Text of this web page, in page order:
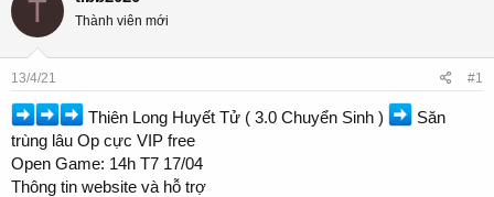
s
a
r
t
e
r
e
T Thành viên mới
13/4/21 #1
Thiên Long Huyết Tử ( 3.0 Chuyển Sinh )
Săn
trùng lâu Op cực VIP free
Open Game: 14h T7 17/04
Thông tin website và hỗ trợ